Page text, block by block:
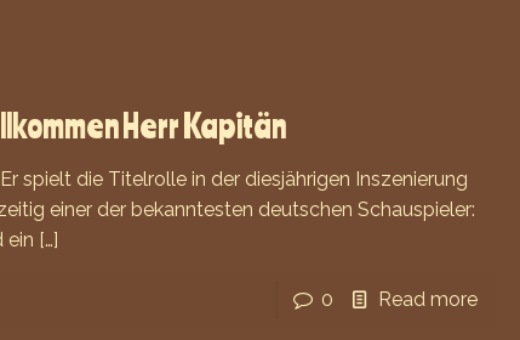
Herr Kapitän
spielt die Titelrolle in der diesjährigen Inszenierung
einer der bekanntesten deutschen Schauspieler:
ein […]
0 Read more